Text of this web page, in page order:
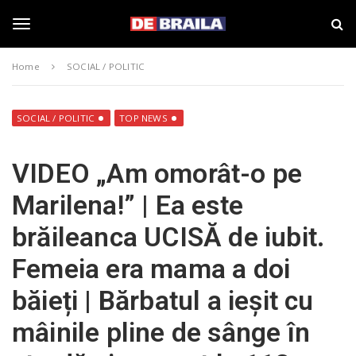
g
l
n
i
a
a
–
d
e
b
r
a
i
l
a
.
r
Home SOCIAL / POLITIC
SOCIAL / POLITIC TOP NEWS
VIDEO „Am omorât-o pe
Marilena!” | Ea este
brăileanca UCISĂ de iubit.
Femeia era mama a doi
băieți | Bărbatul a ieșit cu
mâinile pline de sânge în